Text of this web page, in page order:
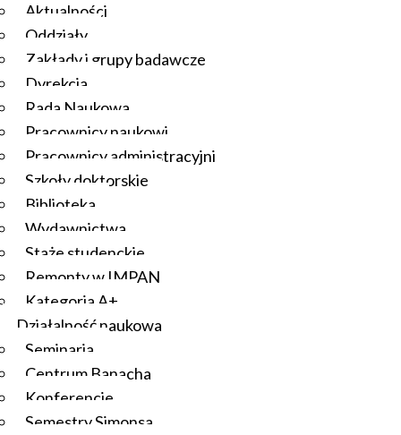
Aktualności
Oddziały
Zakłady i grupy badawcze
Dyrekcja
Rada Naukowa
Pracownicy naukowi
Pracownicy administracyjni
Szkoły doktorskie
Biblioteka
Wydawnictwa
Staże studenckie
Remonty w IMPAN
Kategoria A+
Działalność naukowa
Seminaria
Centrum Banacha
Konferencje
Semestry Simonsa